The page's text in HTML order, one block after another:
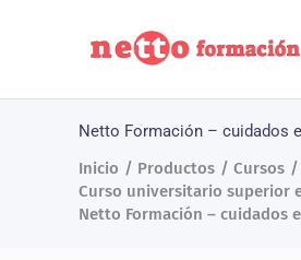
Netto Formación – cuidados
Inicio
Productos Cursos
Curso universitario superior
Netto Formación – cuidados